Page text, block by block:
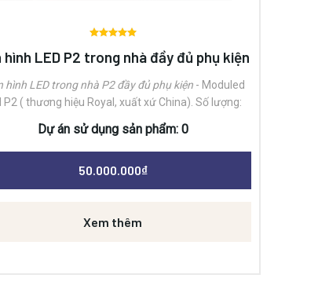
xếp
5 sao
hình LED P2 trong nhà đầy đủ phụ kiện
hình LED trong nhà P2 đầy đủ phụ kiện - Moduled
P2 ( thương hiệu Royal, xuất xứ China). Số lượng:
( thương hiệu CZCL, xuất xứ China). Số lượng: 3.25
bộ nguồn/m2.- Card nhận DH7512 ( thương hiệu
xuất xứ China). Số lượng: 1,5(2) chiếc /m2- Bộ
lý hình ảnh VC4 ( thương hiệu Novastar, xuất xứ
Dự án sử dụng sản phẩm: 0
50.000.000₫
Xem thêm